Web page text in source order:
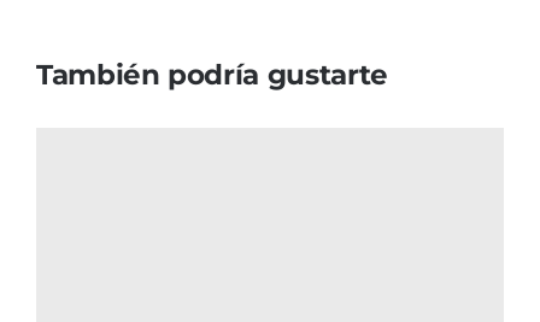
También podría gustarte